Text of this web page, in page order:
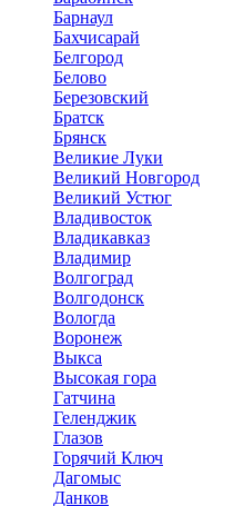
Барнаул
Бахчисарай
Белгород
Белово
Березовский
Братск
Брянск
Великие Луки
Великий Новгород
Великий Устюг
Владивосток
Владикавказ
Владимир
Волгоград
Волгодонск
Вологда
Воронеж
Выкса
Высокая гора
Гатчина
Геленджик
Глазов
Горячий Ключ
Дагомыс
Данков